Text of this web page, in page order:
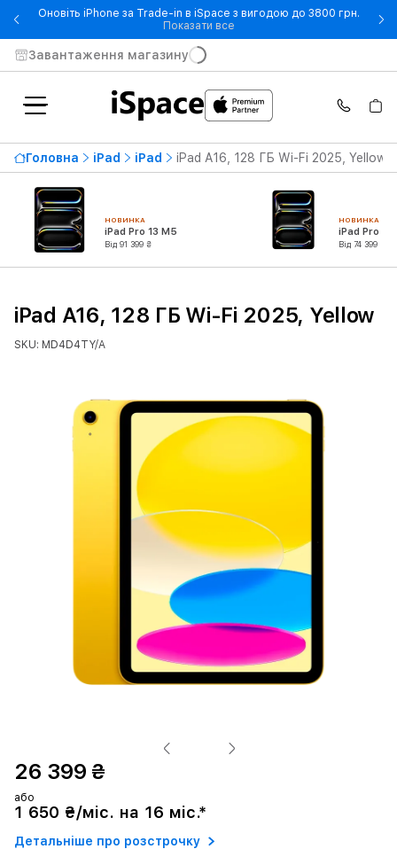
Оновіть iPhone за Trade-in в iSpace з вигодою до 3800 грн.
Показати все- Оновіть iPhone за Trade-in
Завантаження магазину
Головна iPad iPad iPad A16, 128 ГБ Wi-Fi 2025, Yellow
НОВИНКА
iPad Pro 13 M5
Від 91 399 ₴
НОВИНКА
iPad Pro 11
Від 74 399 ₴
iPad A16, 128 ГБ Wi-Fi 2025, Yellow
SKU: MD4D4TY/A
26 399 ₴
або
1 650 ₴/міс. на 16 міс.*
Детальніше про розстрочку